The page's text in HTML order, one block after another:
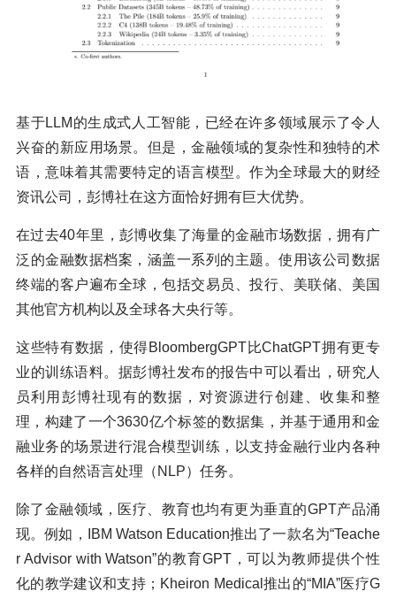
基于LLM的生成式人工智能，已经在许多领域展示了令人
兴奋的新应用场景。但是，金融领域的复杂性和独特的术
语，意味着其需要特定的语言模型。作为全球最大的财经
资讯公司，彭博社在这方面恰好拥有巨大优势。
在过去40年里，彭博收集了海量的金融市场数据，拥有广
泛的金融数据档案，涵盖一系列的主题。使用该公司数据
终端的客户遍布全球，包括交易员、投行、美联储、美国
其他官方机构以及全球各大央行等。
这些特有数据，使得BloombergGPT比ChatGPT拥有更专
业的训练语料。据彭博社发布的报告中可以看出，研究人
员利用彭博社现有的数据，对资源进行创建、收集和整
理，构建了一个3630亿个标签的数据集，并基于通用和金
融业务的场景进行混合模型训练，以支持金融行业内各种
各样的自然语言处理（NLP）任务。
除了金融领域，医疗、教育也均有更为垂直的GPT产品涌
现。例如，IBM Watson Education推出了一款名为“Teache
r Advisor with Watson”的教育GPT，可以为教师提供个性
化的教学建议和支持；Kheiron Medical推出的“MIA”医疗G